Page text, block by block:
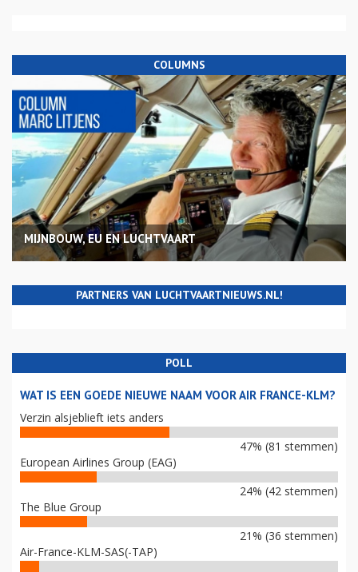
COLUMNS
MIJNBOUW, EU EN LUCHTVAART
PARTNERS VAN LUCHTVAARTNIEUWS.NL!
POLL
WAT IS EEN GOEDE NIEUWE NAAM VOOR AIR FRANCE-KLM?
Verzin alsjeblieft iets anders
47% (81 stemmen)
European Airlines Group (EAG)
24% (42 stemmen)
The Blue Group
21% (36 stemmen)
Air-France-KLM-SAS(-TAP)